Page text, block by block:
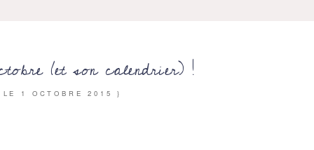
(et son calendrier) !
1 OCTOBRE 2015 }